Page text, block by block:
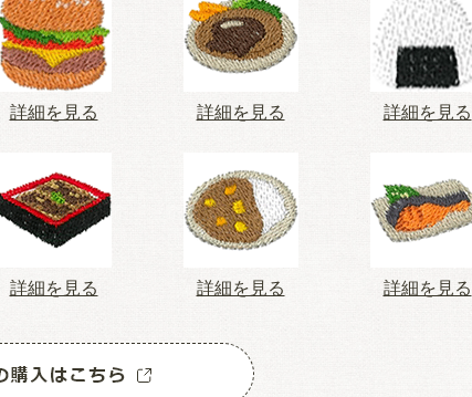
詳細を見る 詳細を見る 詳細を見る
詳細を見る 詳細を見る 詳細を見る